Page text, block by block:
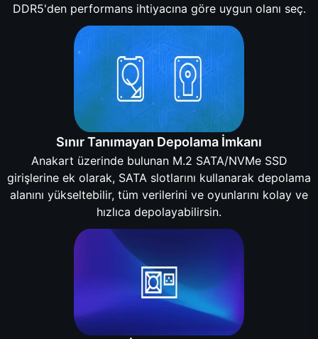
DDR5'den performans ihtiyacına göre uygun olanı seç.
Sınır Tanımayan Depolama İmkanı
Anakart üzerinde bulunan M.2 SATA/NVMe SSD
girişlerine ek olarak, SATA slotlarını kullanarak depolama
alanını yükseltebilir, tüm verilerini ve oyunlarını kolay ve
hızlıca depolayabilirsin.